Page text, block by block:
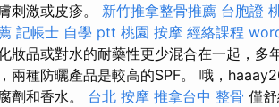
刺激或皮疹。 新竹推拿整骨推薦 台胞證
記帳士 自學 ptt 桃園 按摩 經絡課程
妝品或對水的耐藥性更少混合在一起，多
兩種防曬產品是較高的SPF。 哦，
劑和香水。 台北 按摩 推拿台中 整骨 僅